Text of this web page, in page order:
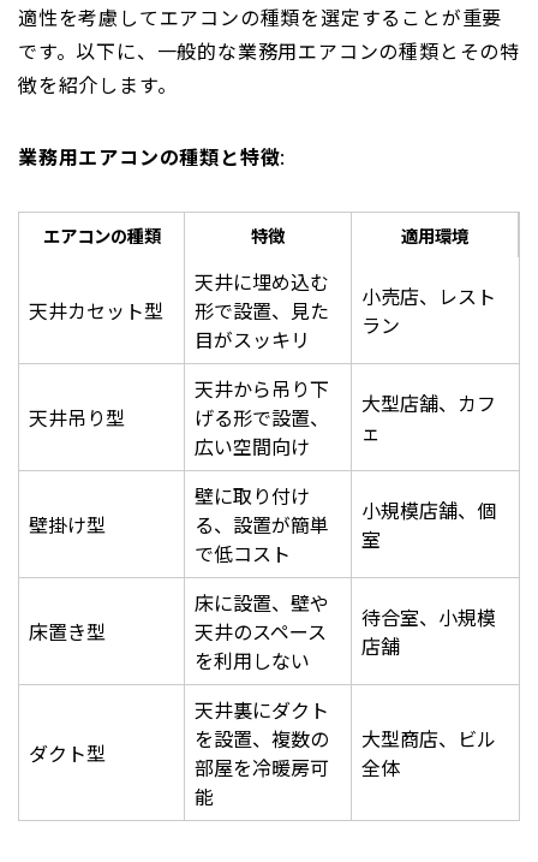
適性を考慮してエアコンの種類を選定することが重要
です。以下に、一般的な業務用エアコンの種類とその特
徴を紹介します。
業務用エアコンの種類と特徴:
エアコンの種類 特徴 適用環境
天井カセット型
天井に埋め込む
形で設置、見た
目がスッキリ
小売店、レスト
ラン
天井吊り型
天井から吊り下
げる形で設置、
広い空間向け
大型店舗、カフ
ェ
壁掛け型
壁に取り付け
る、設置が簡単
で低コスト
小規模店舗、個
室
床置き型
床に設置、壁や
天井のスペース
を利用しない
待合室、小規模
店舗
ダクト型
天井裏にダクト
を設置、複数の
部屋を冷暖房可
能
大型商店、ビル
全体